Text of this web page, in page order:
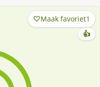
Maak favoriet1
👍